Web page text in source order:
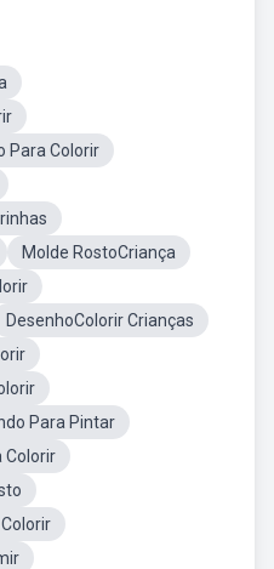
Para Colorir
Molde RostoCriança
DesenhoColorir Crianças
Para Pintar
Colorir